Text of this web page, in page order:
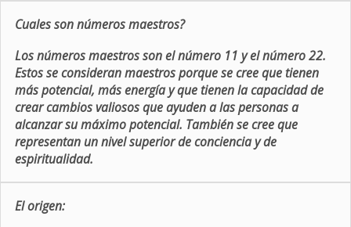
Cuales son números maestros?
Los números maestros son el número 11 y el número 22.
Estos se consideran maestros porque se cree que tienen
más potencial, más energía y que tienen la capacidad de
crear cambios valiosos que ayuden a las personas a
alcanzar su máximo potencial. También se cree que
representan un nivel superior de conciencia y de
espiritualidad.
El origen: